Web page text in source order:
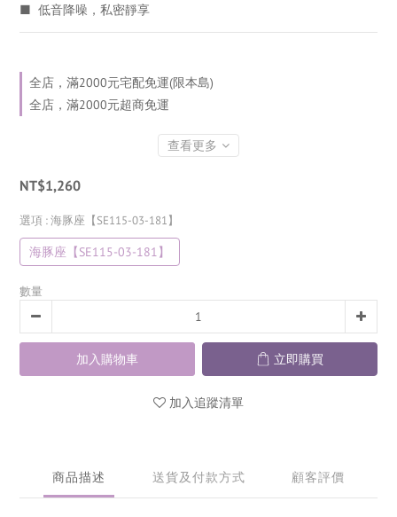
■  低音降噪，私密靜享
全店，滿2000元宅配免運(限本島)
全店，滿2000元超商免運
查看更多
NT$1,260
選項 : 海豚座【SE115-03-181】
海豚座【SE115-03-181】
數量
加入購物車 立即購買
加入追蹤清單
商品描述 送貨及付款方式 顧客評價